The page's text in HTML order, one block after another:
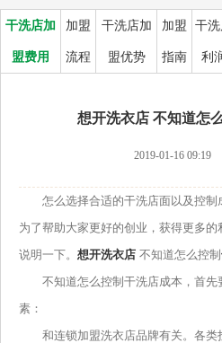
干洗店加
盟费用
加盟
流程
干洗店加
盟优势
加盟
指南
干
利
想开洗衣店 不知道怎
2019-01-16 09:19
怎么选择合适的干洗店面以及控制
为了帮助大家更好的创业，获得更多
说明一下。 想开洗衣店 不知道怎么控制
不知道怎么控制干洗店成本，首先
素：
和连锁加盟洗衣店品牌有关。各类